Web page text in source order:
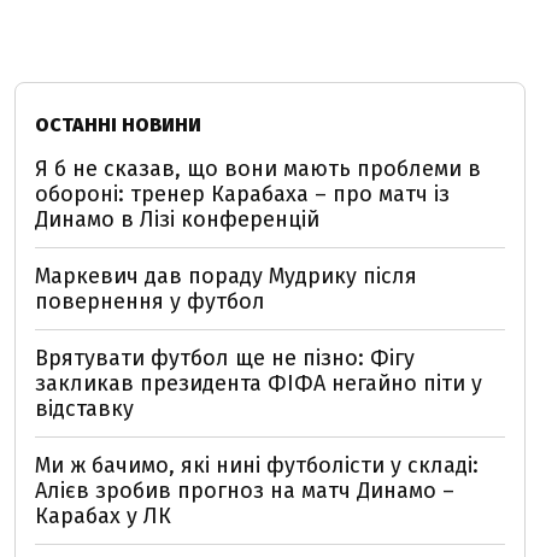
ОСТАННІ НОВИНИ
Я б не сказав, що вони мають проблеми в
обороні: тренер Карабаха – про матч із
Динамо в Лізі конференцій
Маркевич дав пораду Мудрику після
повернення у футбол
Врятувати футбол ще не пізно: Фігу
закликав президента ФІФА негайно піти у
відставку
Ми ж бачимо, які нині футболісти у складі:
Алієв зробив прогноз на матч Динамо –
Карабах у ЛК